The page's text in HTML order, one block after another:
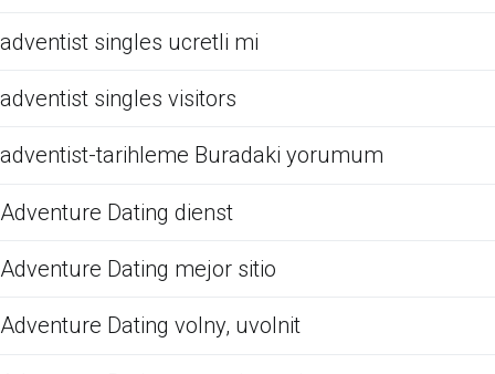
adventist singles ucretli mi
adventist singles visitors
adventist-tarihleme Buradaki yorumum
Adventure Dating dienst
Adventure Dating mejor sitio
Adventure Dating volny, uvolnit